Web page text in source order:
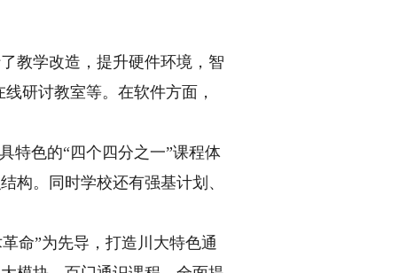
教学改造，提升硬件环境，智
研讨教室等。在软件方面，
色的“四个四分之一”课程体
构。同时学校还有强基计划、
命”为先导，打造川大特色通